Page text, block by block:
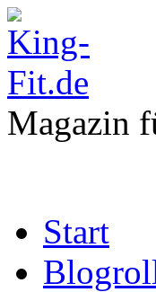
Magazin
Start